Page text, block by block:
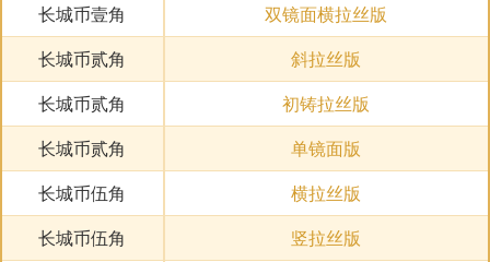
长城币壹角
双镜面横拉丝版
长城币贰角
斜拉丝版
长城币贰角
初铸拉丝版
长城币贰角
单镜面版
长城币伍角
横拉丝版
长城币伍角
竖拉丝版